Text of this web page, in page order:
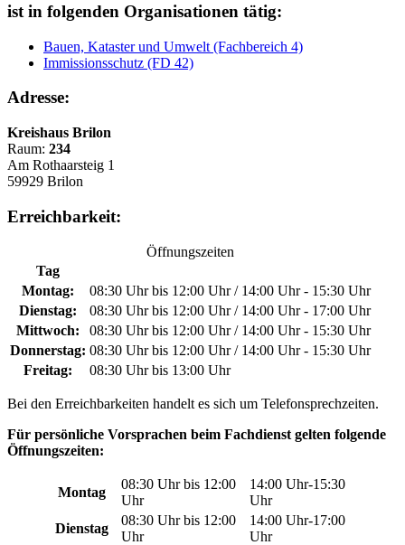
ist in folgenden Organisationen tätig:
Bauen, Kataster und Umwelt (Fachbereich 4)
Immissionsschutz (FD 42)
Adresse:
Kreishaus Brilon
Raum: 234
Am Rothaarsteig 1
59929 Brilon
Erreichbarkeit:
Öffnungszeiten
Tag
Montag:
08:30 Uhr bis 12:00 Uhr / 14:00 Uhr - 15:30 Uhr
Dienstag:
08:30 Uhr bis 12:00 Uhr / 14:00 Uhr - 17:00 Uhr
Mittwoch:
08:30 Uhr bis 12:00 Uhr / 14:00 Uhr - 15:30 Uhr
Donnerstag: 08:30 Uhr bis 12:00 Uhr / 14:00 Uhr - 15:30 Uhr
Freitag:
08:30 Uhr bis 13:00 Uhr
Bei den Erreichbarkeiten handelt es sich um Telefonsprechzeiten.
Für persönliche Vorsprachen beim Fachdienst gelten folgende
Öffnungszeiten:
Montag
08:30 Uhr bis 12:00
Uhr
14:00 Uhr-15:30
Uhr
Dienstag
08:30 Uhr bis 12:00
Uhr
14:00 Uhr-17:00
Uhr